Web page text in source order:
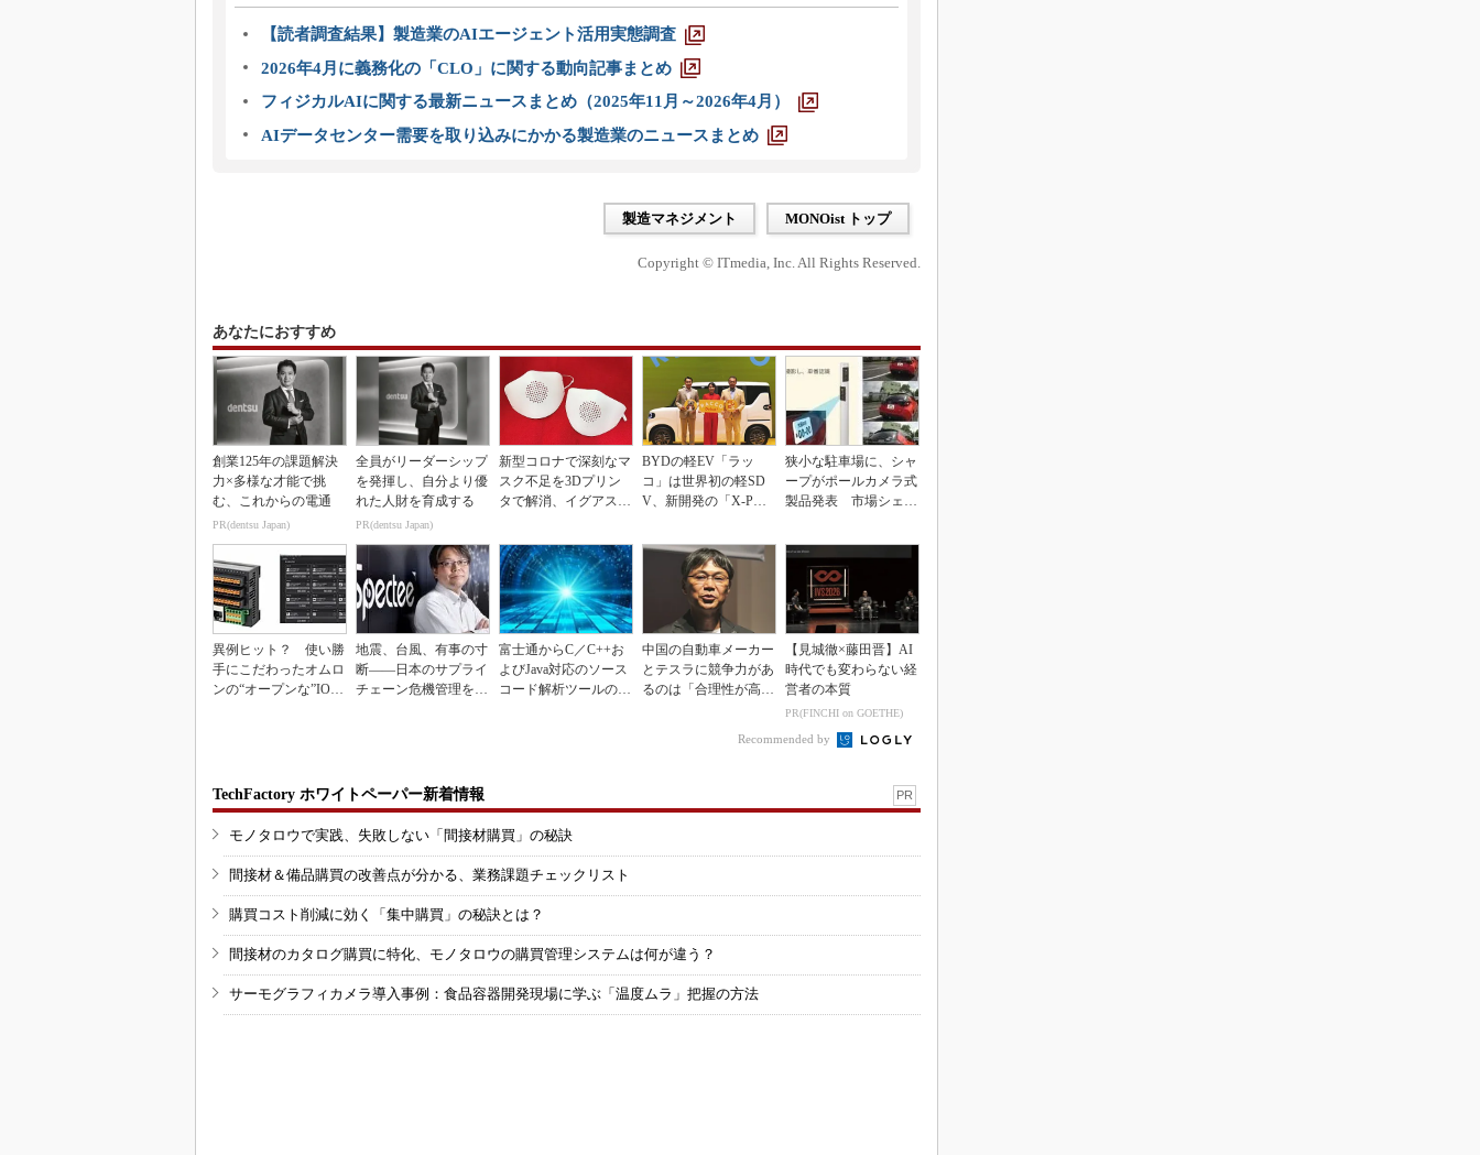
【読者調査結果】製造業のAIエージェント活用実態調査
2026年4月に義務化の「CLO」に関する動向記事まとめ
フィジカルAIに関する最新ニュースまとめ（2025年11月～2026年4月）
AIデータセンター需要を取り込みにかかる製造業のニュースまとめ
製造マネジメント MONOist トップ
Copyright © ITmedia, Inc. All Rights Reserved.
あなたにおすすめ
創業125年の課題解決
力×多様な才能で挑
む、これからの電通
PR(dentsu Japan)
全員がリーダーシップ
を発揮し、自分より優
れた人財を育成する
PR(dentsu Japan)
新型コロナで深刻なマ
スク不足を3Dプリン
タで解消、イグアスが
BYDの軽EV「ラッ
コ」は世界初の軽SD
V、新開発の「X-PAC
狭小な駐車場に、シャ
ープがポールカメラ式
製品発表 市場シェア
異例ヒット？ 使い勝
手にこだわったオムロ
ンの“オープンな”IO-L
地震、台風、有事の寸
断――日本のサプライ
チェーン危機管理を変
富士通からC／C++お
よびJava対応のソース
コード解析ツールの資
中国の自動車メーカー
とテスラに競争力があ
るのは「合理性が高
【見城徹×藤田晋】AI
時代でも変わらない経
営者の本質
PR(FINCHI on GOETHE)
Recommended by
TechFactory ホワイトペーパー新着情報 PR
モノタロウで実践、失敗しない「間接材購買」の秘訣
間接材＆備品購買の改善点が分かる、業務課題チェックリスト
購買コスト削減に効く「集中購買」の秘訣とは？
間接材のカタログ購買に特化、モノタロウの購買管理システムは何が違う？
サーモグラフィカメラ導入事例：食品容器開発現場に学ぶ「温度ムラ」把握の方法